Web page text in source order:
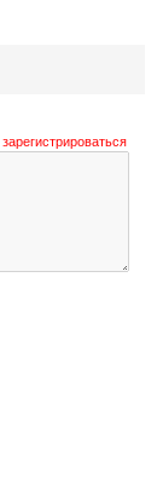
зарегистрироваться